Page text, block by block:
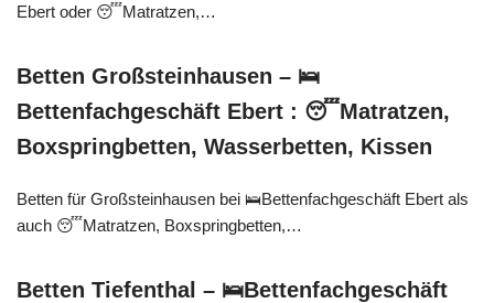
Ebert oder 😴Matratzen,…
Betten Großsteinhausen – 🛌
Bettenfachgeschäft Ebert : 😴Matratzen,
Boxspringbetten, Wasserbetten, Kissen
Betten für Großsteinhausen bei 🛌Bettenfachgeschäft Ebert als
auch 😴Matratzen, Boxspringbetten,…
Betten Tiefenthal – 🛌Bettenfachgeschäft